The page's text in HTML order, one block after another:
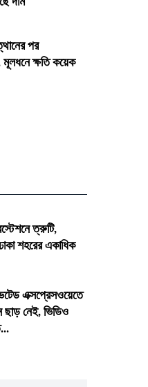
পর
মূলধনে ক্ষতি কয়েক
ত্রুটি,
শহরের একাধিক
এক্সপ্রেসওয়েতে
ছাড় নেই, ভিডিও